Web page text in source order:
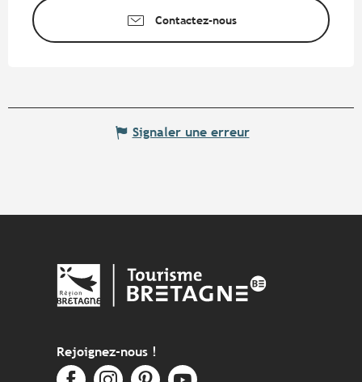
Contactez-nous
Signaler une erreur
Rejoignez-nous !